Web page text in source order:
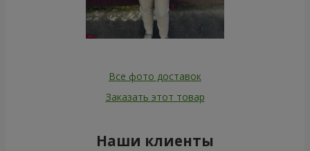
Все фото доставок
Заказать этот товар
Наши клиенты